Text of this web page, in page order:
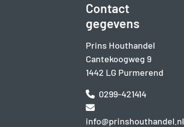
Contact
gegevens
Prins Houthandel
Cantekoogweg 9
1442 LG Purmerend
0299-421414
info@prinshouthandel.nl